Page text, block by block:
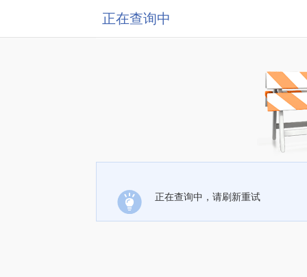
正在查询中
正在查询中，请刷新重试